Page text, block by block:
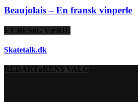
Beaujolais – En fransk vinperle
ET BESøG VæRD!
Skatetalk.dk
REDAKTøRENS VALG